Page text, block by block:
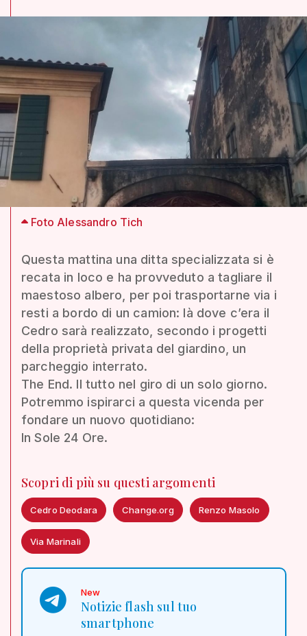
Foto Alessandro Tich
Questa mattina una ditta specializzata si è
recata in loco e ha provveduto a tagliare il
maestoso albero, per poi trasportarne via i
resti a bordo di un camion: là dove c’era il
Cedro sarà realizzato, secondo i progetti
della proprietà privata del giardino, un
parcheggio interrato.
The End. Il tutto nel giro di un solo giorno.
Potremmo ispirarci a questa vicenda per
fondare un nuovo quotidiano:
In Sole 24 Ore.
Scopri di più su questi argomenti
Cedro Deodara Change.org Renzo Masolo
Via Marinali
New
Notizie flash sul tuo
smartphone